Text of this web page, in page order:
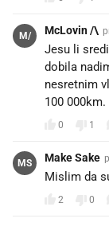
M/ McLovin /\
Jesu li
dobila
nesretnim
100 000km.
0 1
MS Make Sake
Mislim da
2 0